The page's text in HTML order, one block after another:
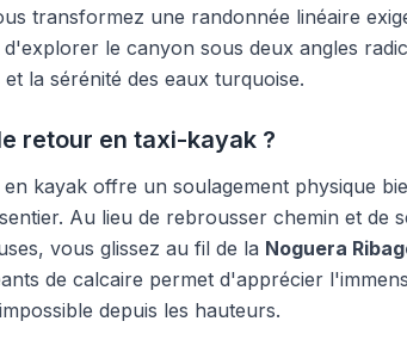
transformez une randonnée linéaire
le canyon sous deux angles
la sérénité des eaux turquoise.
retour en taxi-kayak ?
kayak offre un soulagement physique
Au lieu de rebrousser chemin et de
vous glissez au fil de la Noguera
de calcaire permet d'apprécier
depuis les hauteurs.